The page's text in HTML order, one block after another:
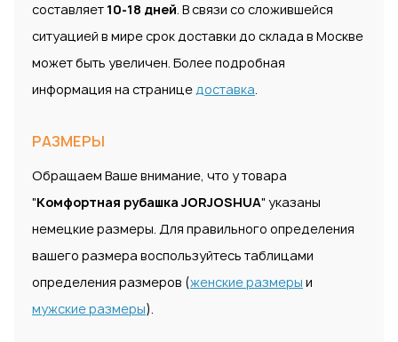
составляет 10-18 дней. В связи со сложившейся
ситуацией в мире срок доставки до склада в Москве
может быть увеличен. Более подробная
информация на страницедоставка.
РАЗМЕРЫ
Обращаем Ваше внимание, что у товара
"Комфортная рубашка JORJOSHUA" указаны
немецкие размеры. Для правильного определения
вашего размера воспользуйтесь таблицами
определения размеров (женские размеры и
мужские размеры).